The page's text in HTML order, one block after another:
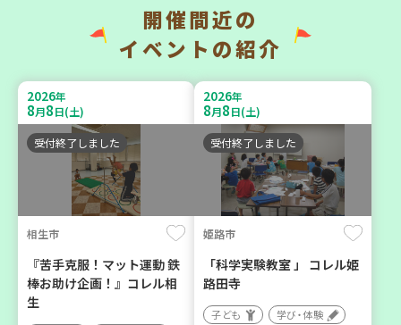
神戸市長田区
で遊ぼう♪ 親子で楽しい
夏祭り
親子で楽しむ
神戸市東灘区
ティールームすみれ会」
（毎月第2金曜日）
食 カフェ・つどい場
9月23日(水)
2026年
9月10日(木)
開催間近の
イベントの紹介
2026年
8月8日(土)
受付終了しました
相生市
『苦手克服！マット運動 鉄
棒お助け企画！』コレル相
生
2026年
8月8日(土)
受付終了しました
姫路市
「科学実験教室 」 コレル姫
路田寺
子ども 学び・体験